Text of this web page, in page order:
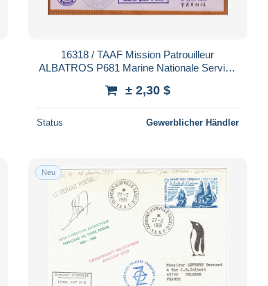
16318 / TAAF Mission Patrouilleur
ALBATROS P681 Marine Nationale Service
CROZET
± 2,30 $
Status Gewerblicher Händler
Neu